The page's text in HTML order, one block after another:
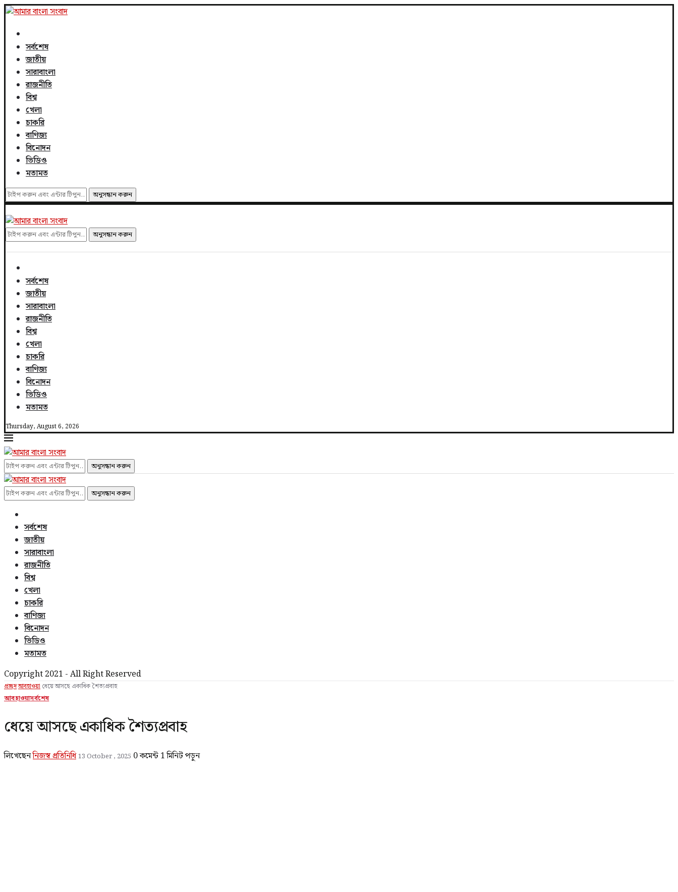
সর্বশেষ
জাতীয়
সারাবাংলা
রাজনীতি
বিশ্ব
খেলা
চাকরি
বাণিজ্য
বিনোদন
ভিডিও
মতামত
অনুসন্ধান করুন
অনুসন্ধান করুন
সর্বশেষ
জাতীয়
সারাবাংলা
রাজনীতি
বিশ্ব
খেলা
চাকরি
বাণিজ্য
বিনোদন
ভিডিও
মতামত
Thursday, August 6, 2026
অনুসন্ধান করুন
অনুসন্ধান করুন
সর্বশেষ
জাতীয়
সারাবাংলা
রাজনীতি
বিশ্ব
খেলা
চাকরি
বাণিজ্য
বিনোদন
ভিডিও
মতামত
Copyright 2021 - All Right Reserved
প্রচ্ছদআবহাওয়া ধেয়ে আসছে একাধিক শৈত্যপ্রবাহ
আবহাওয়াসর্বশেষ
ধেয়ে আসছে একাধিক শৈত্যপ্রবাহ
লিখেছেননিজস্ব প্রতিনিধি13 October , 2025 0 কমেন্ট 1 মিনিট পড়ুন